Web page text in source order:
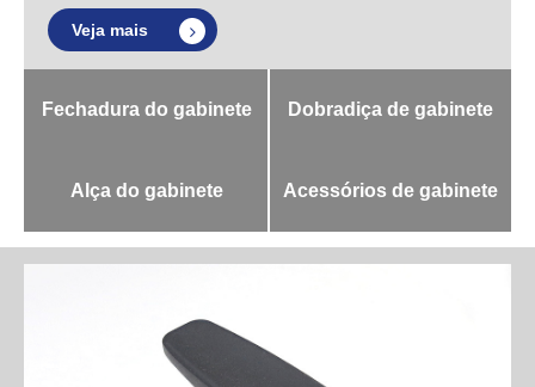
de remo, trava deslizante de encaixe, trava de
grampo articulado, etc.
Veja mais
Fechadura do gabinete Dobradiça de gabinete
Alça do gabinete Acessórios de gabinete